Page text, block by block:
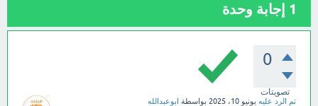
1 إجابة وحدة
0
تصويتات
تم الرد عليه يونيو 10، 2025 بواسطة ابوعبدالله